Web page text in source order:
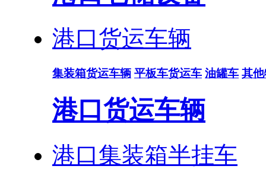
港口货运车辆
集装箱货运车辆 平板车货运车 油罐车 其
港口货运车辆
港口集装箱半挂车